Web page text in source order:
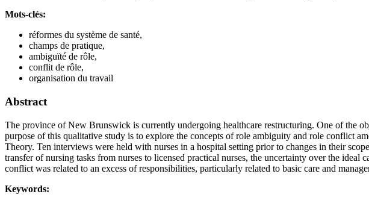
Mots-clés:
réformes du système de santé,
champs de pratique,
ambiguïté de rôle,
conflit de rôle,
organisation du travail
Abstract
The province of New Brunswick is currently undergoing healthcare restructuring. One of the
purpose of this qualitative study is to explore the concepts of role ambiguity and role conflict
Theory. Ten interviews were held with nurses in a hospital setting prior to changes in their
transfer of nursing tasks from nurses to licensed practical nurses, the uncertainty over the
conflict was related to an excess of responsibilities, particularly related to basic care and
Keywords: